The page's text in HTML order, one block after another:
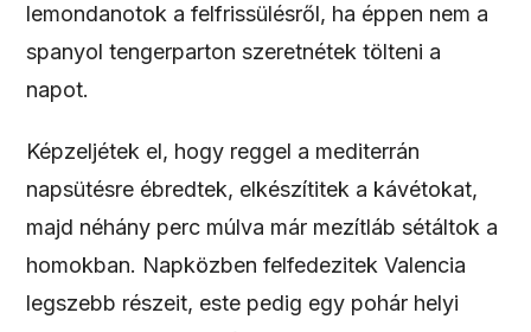
lemondanotok a felfrissülésről, ha éppen nem a
spanyol tengerparton szeretnétek tölteni a
napot.
Képzeljétek el, hogy reggel a mediterrán
napsütésre ébredtek, elkészítitek a kávétokat,
majd néhány perc múlva már mezítláb sétáltok a
homokban. Napközben felfedezitek Valencia
legszebb részeit, este pedig egy pohár helyi